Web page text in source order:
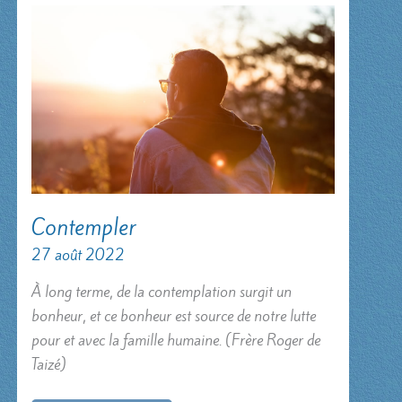
Contempler
27 août 2022
À long terme, de la contemplation surgit un
bonheur, et ce bonheur est source de notre lutte
pour et avec la famille humaine. (Frère Roger de
Taizé)